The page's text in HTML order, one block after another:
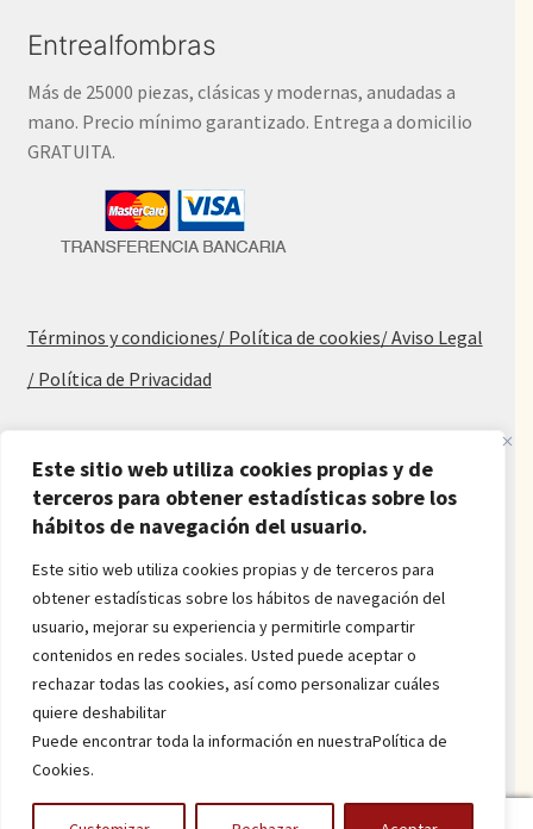
Este sitio web utiliza cookies propias y de
terceros para obtener estadísticas sobre los
hábitos de navegación del usuario.
Este sitio web utiliza cookies propias y de terceros para
obtener estadísticas sobre los hábitos de navegación del
usuario, mejorar su experiencia y permitirle compartir
contenidos en redes sociales. Usted puede aceptar o
rechazar todas las cookies, así como personalizar cuáles
quiere deshabilitar
Puede encontrar toda la información en nuestraPolítica de
Cookies.
Entrealfombras
Más de 25000 piezas, clásicas y modernas, anudadas a
mano. Precio mínimo garantizado. Entrega a domicilio
GRATUITA.
Términos y condiciones/ Política de cookies/ Aviso Legal
/ Política de Privacidad
Alfombras baratas
Procedencia de las alfombras
Oferta de alfombras
Alfombras juveniles
Alfombras económicas
Alfombras a medida
Alfombras orientales
Venta de alfombras